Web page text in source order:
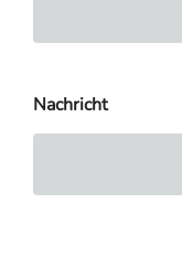
Nachricht